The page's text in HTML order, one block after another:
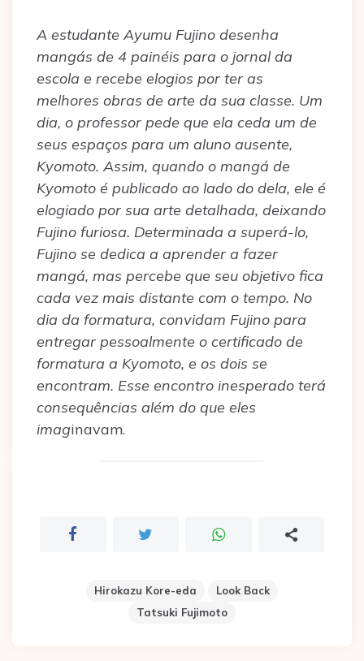
A estudante Ayumu Fujino desenha
mangás de 4 painéis para o jornal da
escola e recebe elogios por ter as
melhores obras de arte da sua classe. Um
dia, o professor pede que ela ceda um de
seus espaços para um aluno ausente,
Kyomoto. Assim, quando o mangá de
Kyomoto é publicado ao lado do dela, ele é
elogiado por sua arte detalhada, deixando
Fujino furiosa. Determinada a superá-lo,
Fujino se dedica a aprender a fazer
mangá, mas percebe que seu objetivo fica
cada vez mais distante com o tempo. No
dia da formatura, convidam Fujino para
entregar pessoalmente o certificado de
formatura a Kyomoto, e os dois se
encontram. Esse encontro inesperado terá
consequências além do que eles
imaginavam.
Hirokazu Kore-eda
Look Back
Tatsuki Fujimoto